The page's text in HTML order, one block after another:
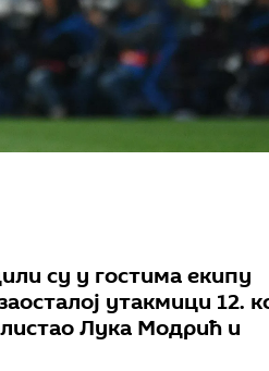
су у гостима екипу
утакмици 12.
Лука Модрић и